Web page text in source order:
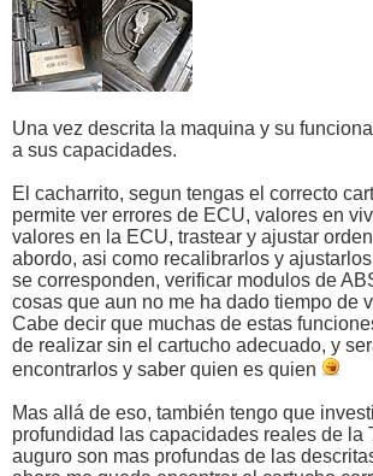
Una vez descrita la maquina y su
a sus capacidades.
El cacharrito, segun tengas el correcto
permite ver errores de ECU, valores en
valores en la ECU, trastear y ajustar
abordo, asi como recalibrarlos y
se corresponden, verificar modulos de
cosas que aun no me ha dado tiempo de
Cabe decir que muchas de estas
de realizar sin el cartucho adecuado, y
encontrarlos y saber quien es quien
Mas allá de eso, también tengo que
profundidad las capacidades reales de la
auguro son mas profundas de las